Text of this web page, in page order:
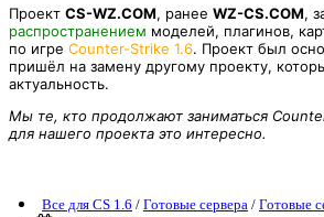
Проект CS-WZ.COM, ранее WZ-CS.COM,
распространением моделей, плагинов,
по игре Counter-Strike 1.6. Проект был
пришёл на замену другому проекту,
актуальность.
Мы те, кто продолжают заниматься
для нашего проекта это интересно.
Все для CS 1.6 / Готовые сервера / Готовые